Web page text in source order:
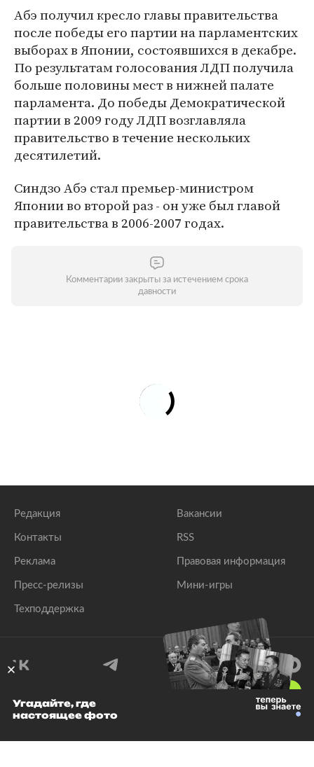
Абэ получил кресло главы правительства
после победы его партии на парламентских
выборах в Японии, состоявшихся в декабре.
По результатам голосования ЛДП получила
больше половины мест в нижней палате
парламента. До победы Демократической
партии в 2009 году ЛДП возглавляла
правительство в течение нескольких
десятилетий.
Синдзо Абэ стал премьер-министром
Японии во второй раз - он уже был главой
правительства в 2006-2007 годах.
Комментарии закрыты за истечением срока
давности
Редакция
Контакты
Реклама
Пресс-релизы
Техподдержка
Вакансии
RSS
Правовая информация
Мини-игры
© 1999–2026 Все права защищены.
Угадайте, где
настоящее фото